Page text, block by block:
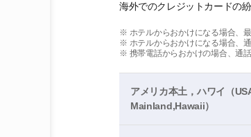
海外でのクレジットカードの
※ ホテルからおかけになる場合、
※ ホテルからおかけになる場合、
※ 携帯電話からおかけの場合、通
アメリカ本土，ハワイ（
Mainland,Hawaii）